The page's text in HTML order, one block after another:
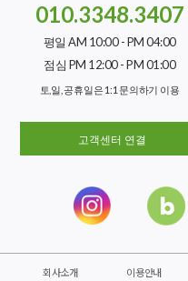
010.3348.3407
평일 AM 10:00 - PM 04:00
점심 PM 12:00 - PM 01:00
토,일, 공휴일은 1:1 문의하기 이용
고객센터 연결
회사소개 이용안내